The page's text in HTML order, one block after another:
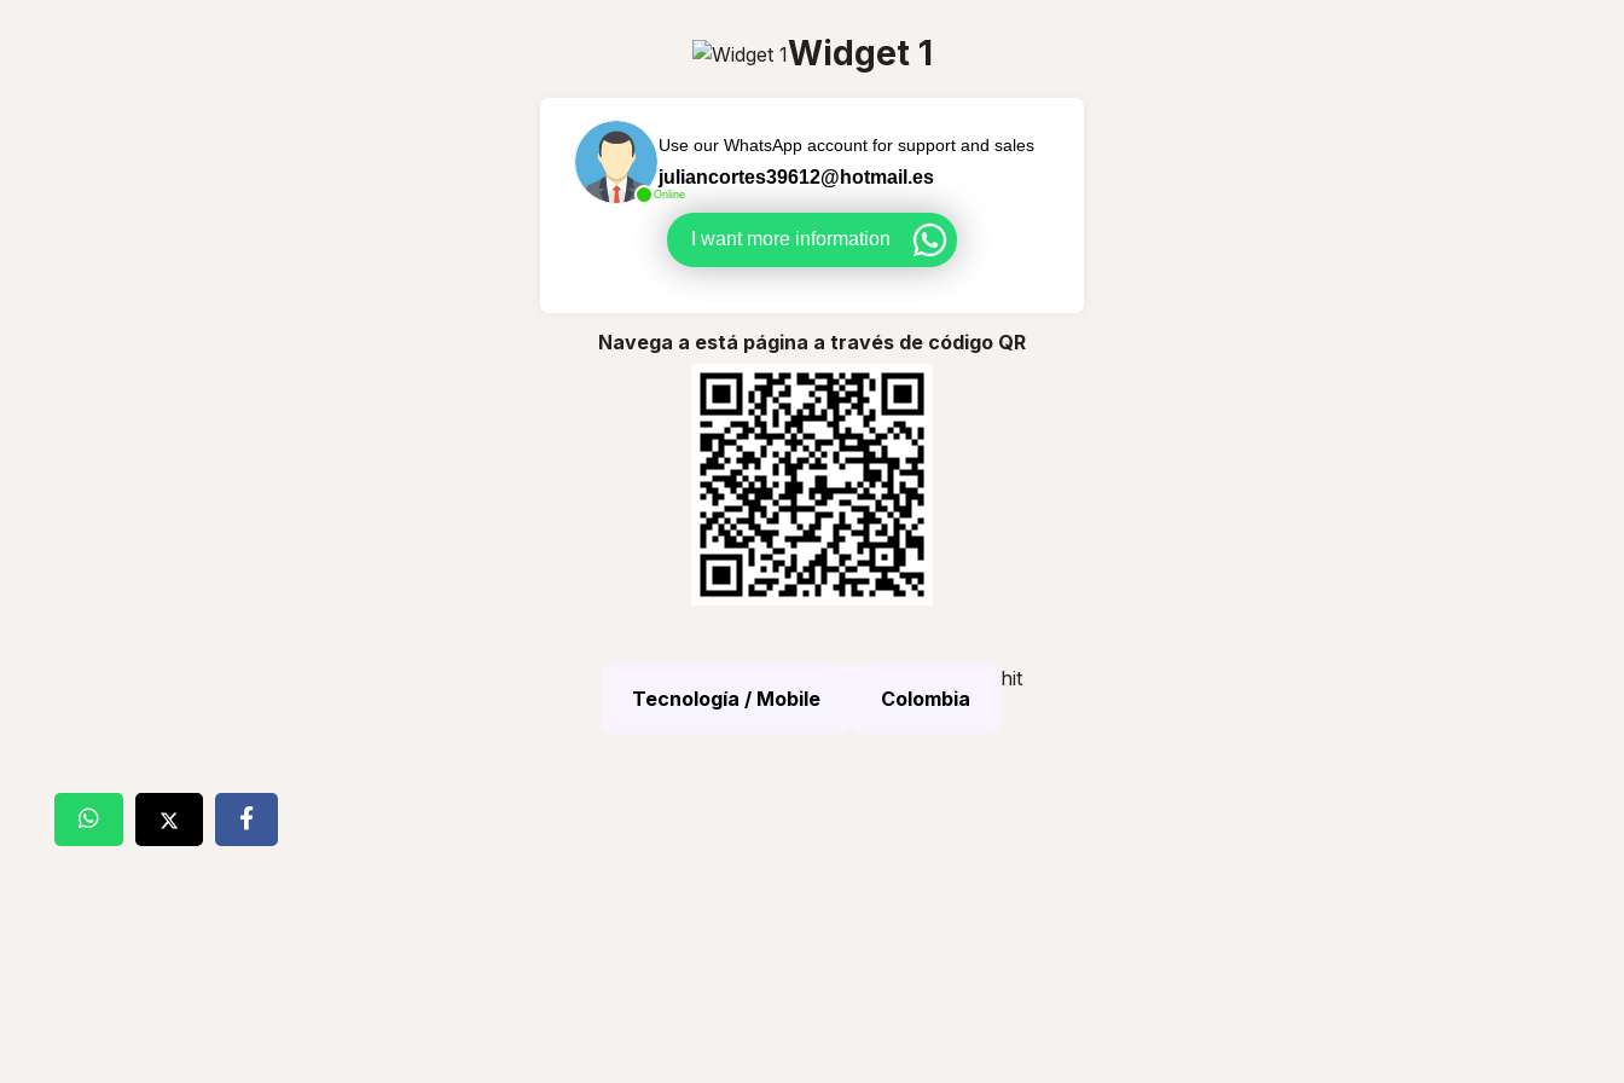
Widget 1
Online
Use our WhatsApp account for support and sales
juliancortes39612@hotmail.es
I want more information
Navega a está página a través de código QR
Tecnología / Mobile Colombia
hit